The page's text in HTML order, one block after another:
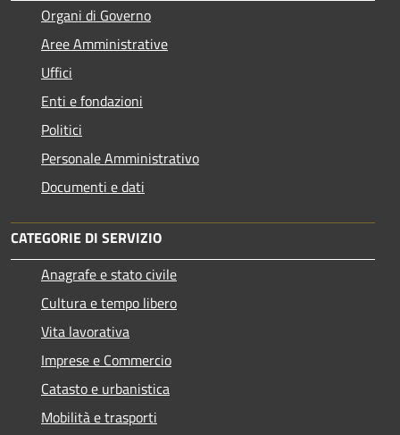
Organi di Governo
Aree Amministrative
Uffici
Enti e fondazioni
Politici
Personale Amministrativo
Documenti e dati
CATEGORIE DI SERVIZIO
Anagrafe e stato civile
Cultura e tempo libero
Vita lavorativa
Imprese e Commercio
Catasto e urbanistica
Mobilità e trasporti